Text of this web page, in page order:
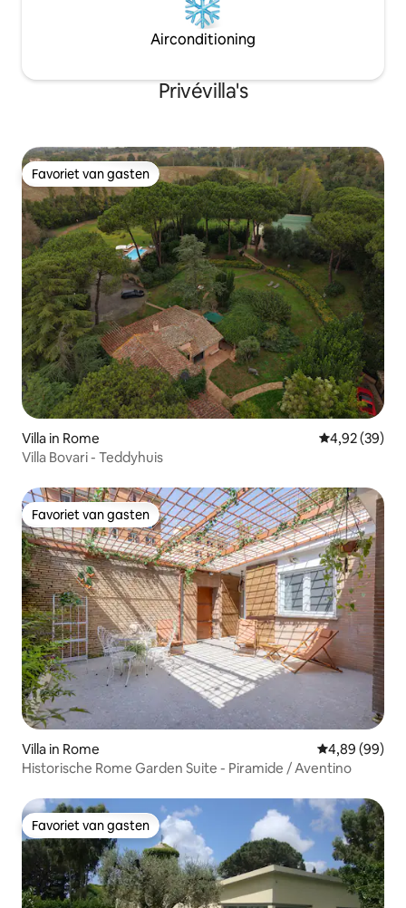
Airconditioning
Privévilla's
Favoriet van gasten
Favoriet van gasten
Villa in Rome Gemiddelde
4,92 (39)
Villa Bovari - Teddyhuis
Favoriet van gasten
Favoriet van gasten
Villa in Rome Gemiddelde
4,89 (99)
Historische Rome Garden Suite - Piramide / Aventino
Favoriet van gasten
Favoriet van gasten